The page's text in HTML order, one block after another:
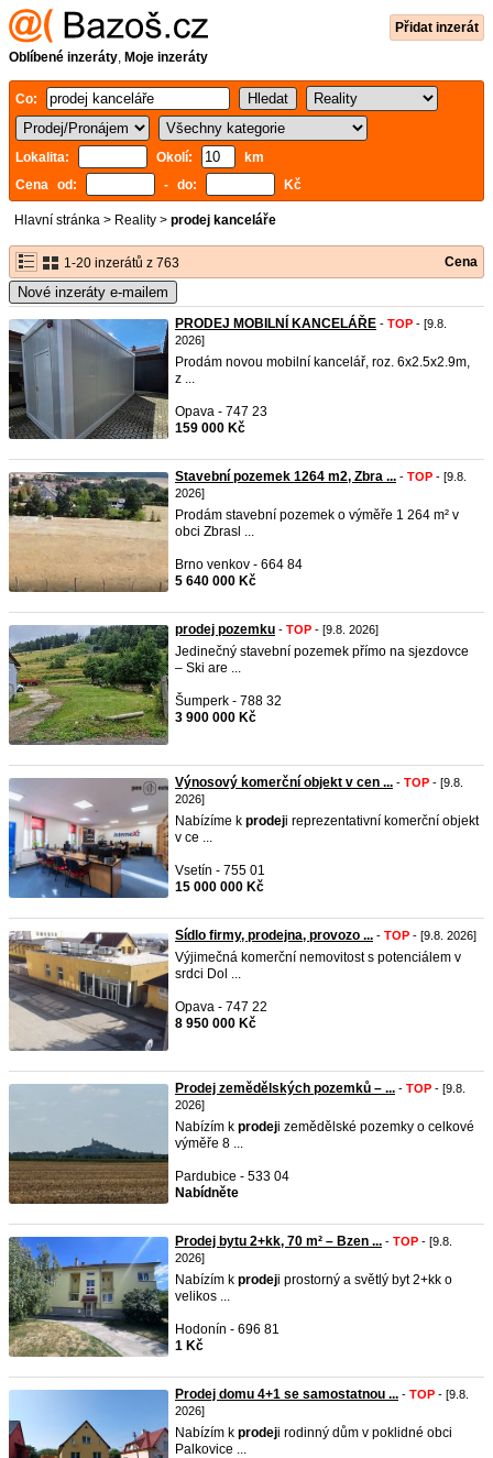
Přidat inzerát
Oblíbené inzeráty, Moje inzeráty
Co:
Lokalita: Okolí:
km
Cena od:
- do: Kč
Hlavní stránka > Reality > prodej kanceláře
1-20 inzerátů z 763 Cena
Nové inzeráty e-mailem
PRODEJ MOBILNÍ KANCELÁŘE - TOP - [9.8.
2026]
Prodám novou mobilní kancelář, roz. 6x2.5x2.9m,
z ...
Opava - 747 23
159 000 Kč
Stavební pozemek 1264 m2, Zbra ... - TOP - [9.8.
2026]
Prodám stavební pozemek o výměře 1 264 m² v
obci Zbrasl ...
Brno venkov - 664 84
5 640 000 Kč
prodej pozemku - TOP - [9.8. 2026]
Jedinečný stavební pozemek přímo na sjezdovce
– Ski are ...
Šumperk - 788 32
3 900 000 Kč
Výnosový komerční objekt v cen ... - TOP - [9.8.
2026]
Nabízíme k prodeji reprezentativní komerční objekt
v ce ...
Vsetín - 755 01
15 000 000 Kč
Sídlo firmy, prodejna, provozo ... - TOP - [9.8. 2026]
Výjimečná komerční nemovitost s potenciálem v
srdci Dol ...
Opava - 747 22
8 950 000 Kč
Prodej zemědělských pozemků – ... - TOP - [9.8.
2026]
Nabízím k prodeji zemědělské pozemky o celkové
výměře 8 ...
Pardubice - 533 04
Nabídněte
Prodej bytu 2+kk, 70 m² – Bzen ... - TOP - [9.8.
2026]
Nabízím k prodeji prostorný a světlý byt 2+kk o
velikos ...
Hodonín - 696 81
1 Kč
Prodej domu 4+1 se samostatnou ... - TOP - [9.8.
2026]
Nabízím k prodeji rodinný dům v poklidné obci
Palkovice ...